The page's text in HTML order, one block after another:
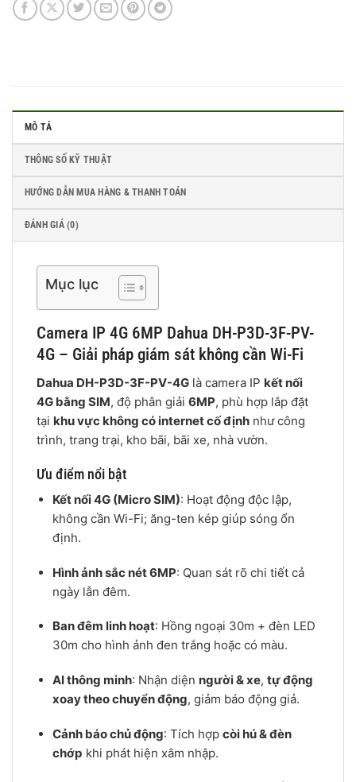
MÔ TẢ
THÔNG SỐ KỸ THUẬT
HƯỚNG DẪN MUA HÀNG & THANH TOÁN
ĐÁNH GIÁ (0)
Mục lục
Camera IP 4G 6MP Dahua DH-P3D-3F-PV-
4G – Giải pháp giám sát không cần Wi-Fi
Dahua DH-P3D-3F-PV-4G là camera IP kết nối
4G bằng SIM, độ phân giải 6MP, phù hợp lắp đặt
tại khu vực không có internet cố định như công
trình, trang trại, kho bãi, bãi xe, nhà vườn.
Ưu điểm nổi bật
Kết nối 4G (Micro SIM): Hoạt động độc lập,
không cần Wi-Fi; ăng-ten kép giúp sóng ổn
định.
Hình ảnh sắc nét 6MP: Quan sát rõ chi tiết cả
ngày lẫn đêm.
Ban đêm linh hoạt: Hồng ngoại 30m + đèn LED
30m cho hình ảnh đen trắng hoặc có màu.
AI thông minh: Nhận diện người & xe, tự động
xoay theo chuyển động, giảm báo động giả.
Cảnh báo chủ động: Tích hợp còi hú & đèn
chớp khi phát hiện xâm nhập.